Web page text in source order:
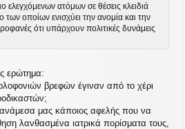
ελεγχόμενων ατόμων σε θέσεις κλειδιά
οποίων ενισχύει την ανομία και την
ότι υπάρχουν πολιτικές δυνάμεις
ερώτημα:
βρεφών έγιναν από το χέρι
ανάμεσα μας κάποιος αφελής που να
λανθασμένα ιατρικά πορίσματα τους,